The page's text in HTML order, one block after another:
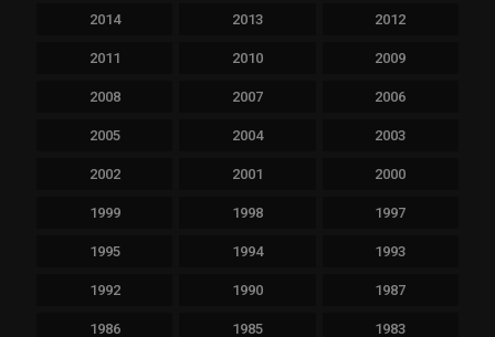
2014 2013 2012
2011 2010 2009
2008 2007 2006
2005 2004 2003
2002 2001 2000
1999 1998 1997
1995 1994 1993
1992 1990 1987
1986 1985 1983